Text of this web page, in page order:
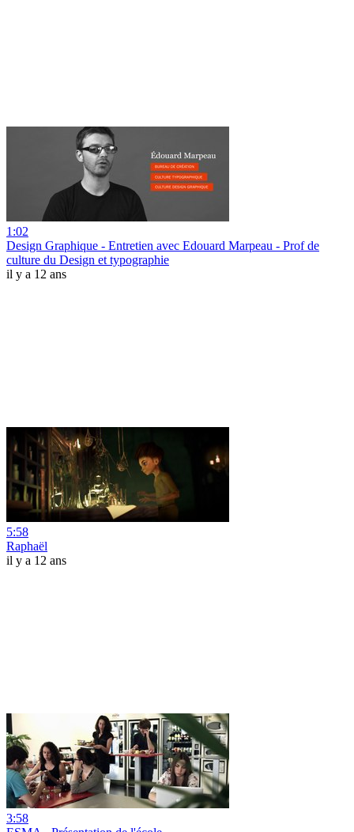
1:02
Design Graphique - Entretien avec Edouard Marpeau - Prof de
culture du Design et typographie
il y a 12 ans
5:58
Raphaël
il y a 12 ans
3:58